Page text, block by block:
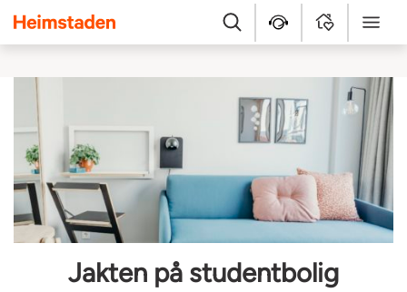
Heimstaden
Søk HjelpesenterMyHomeMeny
Jakten på studentbolig